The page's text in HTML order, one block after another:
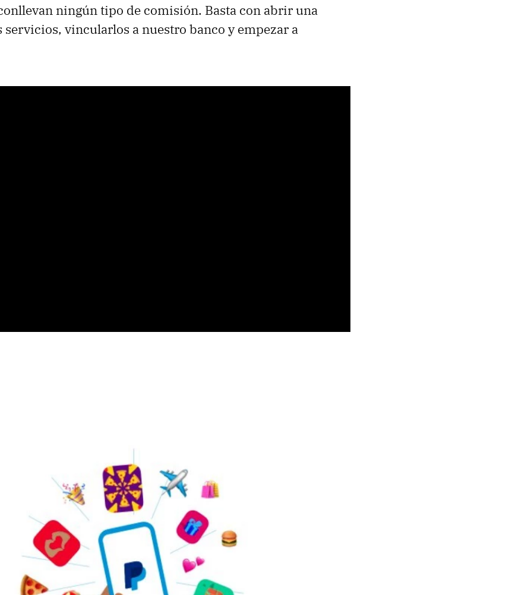
ningún tipo de comisión. Basta con abrir una
servicios, vincularlos a nuestro banco y empezar a